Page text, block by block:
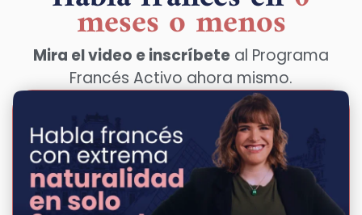
meses o menos
Mira el video e inscríbete al Programa
Francés Activo ahora mismo.